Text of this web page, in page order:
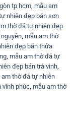
tp hcm mẫu am
nhiên đẹp bán sơn
thờ đá tự nhiên đẹp
mẫu am thờ
đẹp bán thừa
mẫu am thờ đá tự
đẹp bán trà vinh
am thờ đá tự nhiên
vĩnh phúc mẫu am thờ